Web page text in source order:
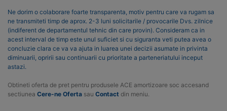
Ne dorim o colaborare foarte transparenta, motiv pentru care va rugam sa
ne transmiteti timp de aprox. 2-3 luni solicitarile / provocarile Dvs. zilnice
(indiferent de departamentul tehnic din care provin). Consideram ca in
acest interval de timp este unul suficiet si cu siguranta veti putea avea o
concluzie clara ce va va ajuta in luarea unei decizii asumate in privinta
diminuarii, opririi sau continuarii cu prioritate a parteneriatului inceput
astazi.
Obtineti oferta de pret pentru produsele ACE amortizoare soc accesand
sectiunea Cere-ne Oferta sau Contact din meniu.